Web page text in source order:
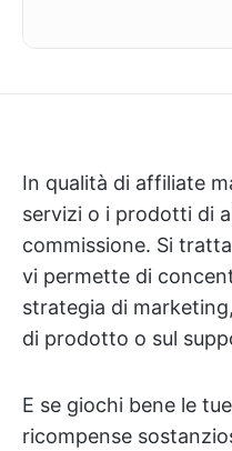
In qualità di affiliate
servizi o i prodotti di
commissione. Si
vi permette di
strategia di
di prodotto o sul
E se giochi bene le
ricompense